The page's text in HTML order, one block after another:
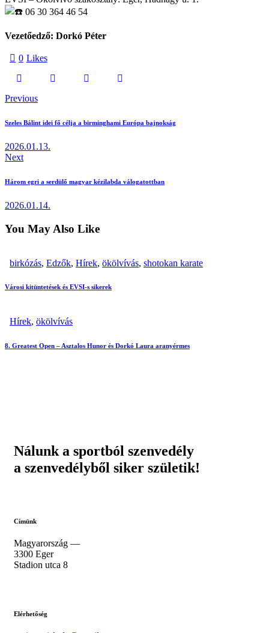
06 30 364 46 54
Vezetőedző: Dorkó Péter
0 Likes
Previous
Szeles Bálint idei fő célja a birminghami Európa bajnokság
2026.01.13.
Next
Három egri a serdülő magyar kézilabda válogatottban
2026.01.14.
You May Also Like
birkózás, Edzők, Hírek, ökölvívás, shotokan karate
Városi kitüntetések és EVSI-s sikerek
Hírek, ökölvívás
8. Greatest Open – Asztalos Hunor és Dorkó Laura aranyérmes
Nálunk a sportból szenvedély
a szenvedélyből siker születik!
Címünk
Magyarország —
3300 Eger
Stadion utca 8
Elérhetőség